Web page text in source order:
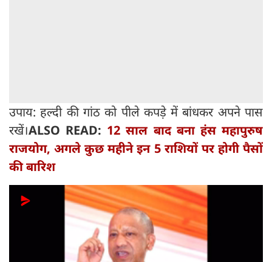
उपाय: हल्दी की गांठ को पीले कपड़े में बांधकर अपने पास
रखें।ALSO READ: 12 साल बाद बना हंस महापुरुष
राजयोग, अगले कुछ महीने इन 5 राशियों पर होगी पैसों
की बारिश